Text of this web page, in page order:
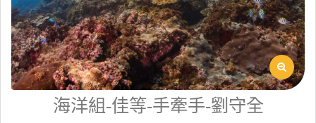
海洋組-佳等-手牽手-劉守全